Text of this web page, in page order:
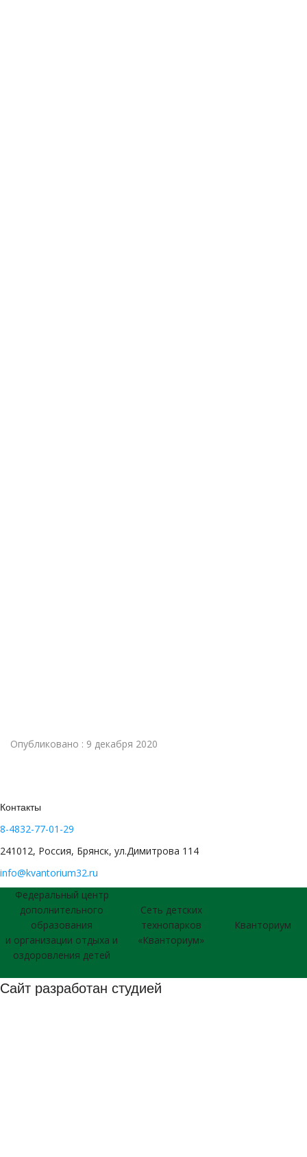
Опубликовано : 9 декабря 2020
Контакты
8-4832-77-01-29
241012, Россия, Брянск, ул.Димитрова 114
info@kvantorium32.ru
Федеральный центр
дополнительного
образования
и организации отдыха и
оздоровления детей
Сеть детских
технопарков
«Кванториум»
Кванториум
Сайт разработан студией